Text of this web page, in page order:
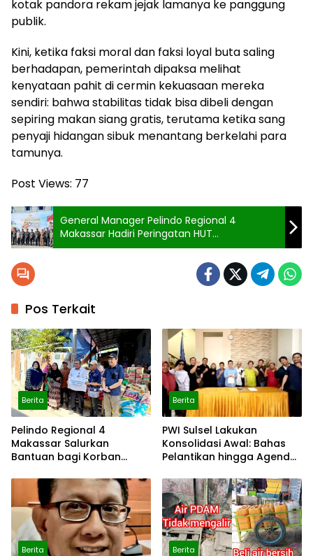
kotak pandora rekam jejak lamanya ke panggung
publik.
Kini, ketika faksi moral dan faksi loyal buta saling
berhadapan, pemerintah dipaksa melihat
kenyataan pahit di cermin kekuasaan mereka
sendiri: bahwa stabilitas tidak bisa dibeli dengan
sepiring makan siang gratis, terutama ketika sang
penyaji hidangan sibuk menantang berkelahi para
tamunya.
Post Views: 77
General Manager Pelindo Regional 4
Makassar Hadiri Peringatan HUT
Bhayangkara ke-80
Pos Terkait
Berita
Pelindo Regional 4
Makassar Salurkan
Bantuan bagi Korban
Berita
PWI Sulsel Lakukan
Konsolidasi Awal: Bahas
Pelantikan hingga Agenda
Berita Berita